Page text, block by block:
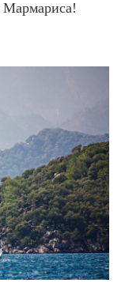
Мармариса!